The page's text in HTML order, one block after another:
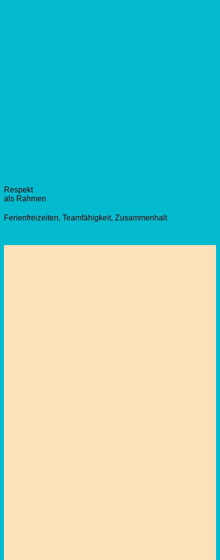
Respekt
als Rahmen
Ferienfreizeiten, Teamfähigkeit, Zusammenhalt